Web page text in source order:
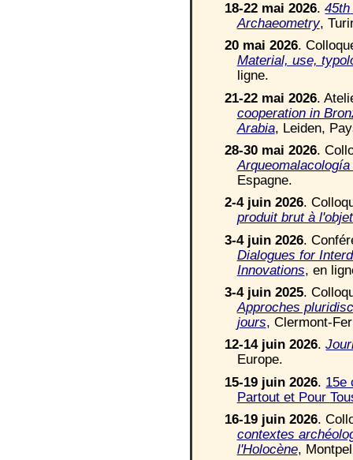
18-22 mai 2026. 45th
Archaeometry,
20 mai 2026.Colloq
Material, use,
ligne.
21-22 mai 2026.
cooperation in
Arabia, Leiden,
28-30 mai 2026.
Espagne.
2-4 juin 2026.
produit brut à
3-4 juin 2026.
Dialogues for
Innovations, en
3-4juin 2025.C
Approches
jours, Clermont-
12-14 juin 2026.
Europe.
15-19 juin 2026. 15e
Partout et Pour
16-19 juin 2026.
contextes
l'Holocène,